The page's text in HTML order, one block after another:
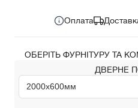
Оплата
ОБЕРІТЬ ФУРНІТУРУ ТА
ДВЕРНЕ